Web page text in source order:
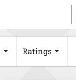
Ratings